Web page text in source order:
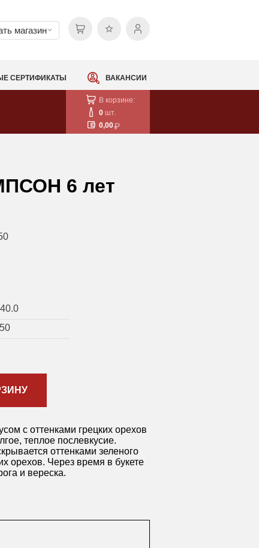
магазин
СЕРТИФИКАТЫ ВАКАНСИИ
В корзине:
0 шт.
0,00
6 лет
40.0
с оттенками грецких орехов
теплое послевкусие.
оттенками зеленого
орехов. Через время в букете
и вереска.